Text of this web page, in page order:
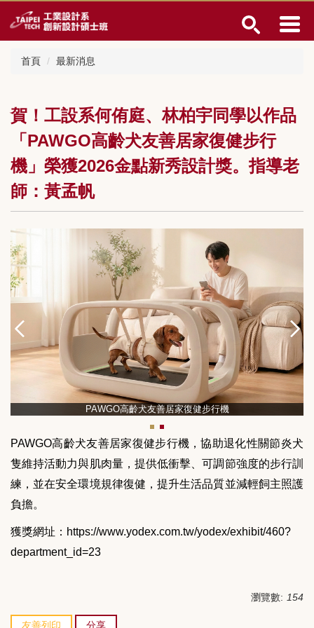
到
主
首頁 最新消息
賀！工設系何侑庭、林柏宇同學以作品
「PAWGO高齡犬友善居家復健步行
機」榮獲2026金點新秀設計獎。指導老
師：黃孟帆
PAWGO高齡犬友善居家復健步行機
PAWGO高齡犬友善居家復健步行機，協助退化性關節炎犬
隻維持活動力與肌肉量，提供低衝擊、可調節強度的步行訓
練，並在安全環境規律復健，提升生活品質並減輕飼主照護
負擔。
獲獎網址： https://www.yodex.com.tw/yodex/exhibit/460?
department_id=23
瀏覽數: 154
友善列印 分享